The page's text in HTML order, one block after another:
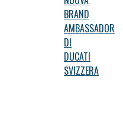
BRAND
AMBASSADOR
DI
DUCATI
SVIZZERA